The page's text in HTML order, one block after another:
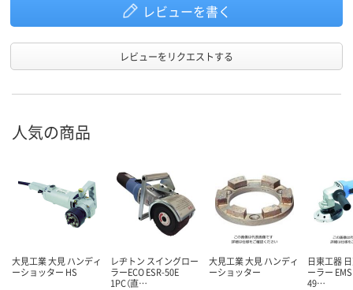
レビューを書く
レビューをリクエストする
人気の商品
大見工業 大見 ハンディ
ーショッター HS
レヂトン スイングロー
ラーECO ESR-50E
1PC（直…
大見工業 大見 ハンディ
ーショッター
日東工器
ーラー
49…